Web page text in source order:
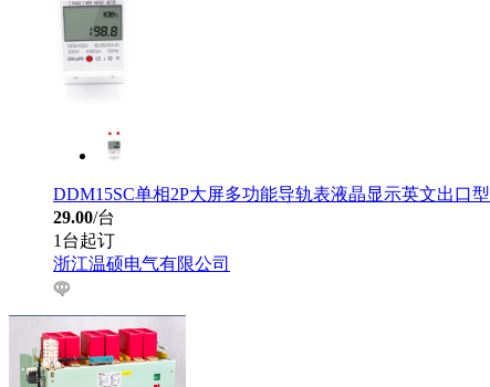
DDM15SC单相2P大屏多功能导轨表液晶显示英文出口型
29.00/台
1台起订
浙江温硕电气有限公司